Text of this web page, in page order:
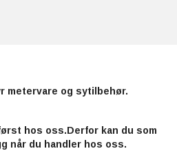
metervare og sytilbehør.
hos oss.Derfor kan du som
når du handler hos oss.